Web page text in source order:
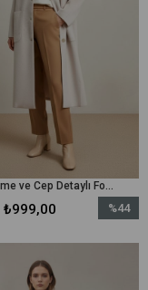
Kadın Düğme ve Cep Detaylı Fox Kaban - 15220KBN - Taş
₺999,00
%44